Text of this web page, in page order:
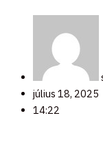
július 18, 2025
14:22